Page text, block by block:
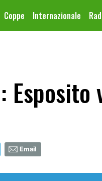
Coppe Internazionale
Email